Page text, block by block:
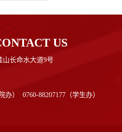
US
山长命水大道9号
办） 0760-88207177（学生办）